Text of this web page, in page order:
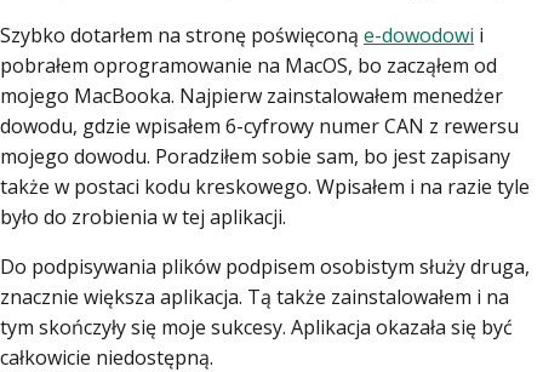
Szybko dotarłem na stronę poświęconą e-dowodowi i
pobrałem oprogramowanie na MacOS, bo zacząłem od
mojego MacBooka. Najpierw zainstalowałem menedżer
dowodu, gdzie wpisałem 6-cyfrowy numer CAN z rewersu
mojego dowodu. Poradziłem sobie sam, bo jest zapisany
także w postaci kodu kreskowego. Wpisałem i na razie tyle
było do zrobienia w tej aplikacji.
Do podpisywania plików podpisem osobistym służy druga,
znacznie większa aplikacja. Tą także zainstalowałem i na
tym skończyły się moje sukcesy. Aplikacja okazała się być
całkowicie niedostępną.